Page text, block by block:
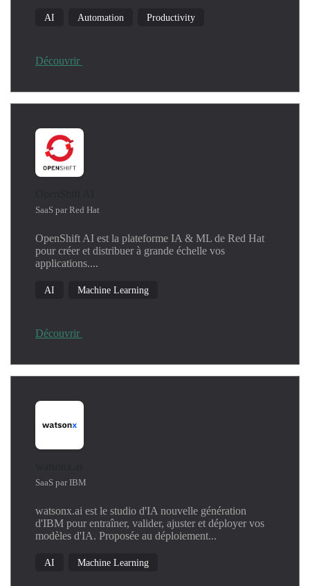
AI Automation Productivity
Découvrir
SaaS par Red Hat
OpenShift AI est la plateforme IA & ML de Red Hat
pour créer et distribuer à grande échelle vos
applications....
AI Machine Learning
Découvrir
SaaS par IBM
watsonx.ai est le studio d'IA nouvelle génération
d'IBM pour entraîner, valider, ajuster et déployer vos
modèles d'IA. Proposée au déploiement...
AI Machine Learning